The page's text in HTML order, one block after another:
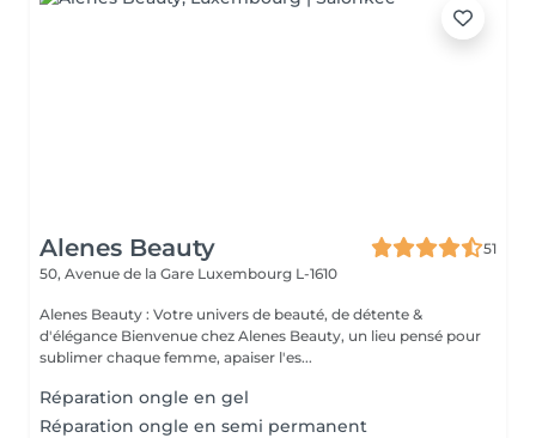
Alenes Beauty
51
50, Avenue de la Gare Luxembourg L-1610
Alenes Beauty : Votre univers de beauté, de détente &
d'élégance Bienvenue chez Alenes Beauty, un lieu pensé pour
sublimer chaque femme, apaiser l'es...
Réparation ongle en gel
Réparation ongle en semi permanent